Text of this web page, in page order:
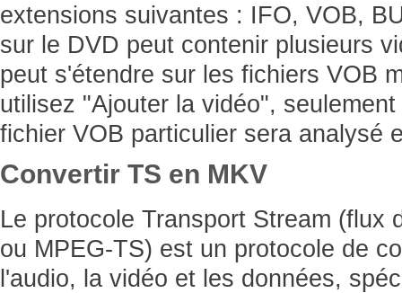
extensions suivantes : IFO, VOB,
sur le DVD peut contenir plusieurs
peut s'étendre sur les fichiers VOB
utilisez "Ajouter la vidéo",
fichier VOB particulier sera analysé
Convertir TS en MKV
Le protocole Transport Stream (flux
ou MPEG-TS) est un protocole de
l'audio, la vidéo et les données,